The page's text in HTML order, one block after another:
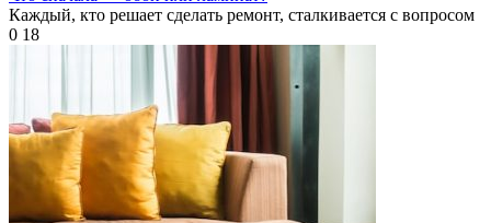
Каждый, кто решает сделать ремонт, сталкивается с вопросом
0 18